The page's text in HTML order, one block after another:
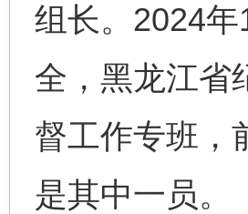
组长。2024
全，黑龙江省
督工作专班，
是其中一员。